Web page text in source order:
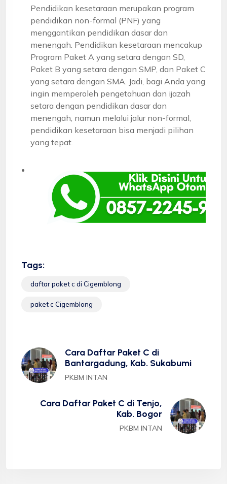
Pendidikan kesetaraan merupakan program
pendidikan non-formal (PNF) yang
menggantikan pendidikan dasar dan
menengah. Pendidikan kesetaraan mencakup
Program Paket A yang setara dengan SD,
Paket B yang setara dengan SMP, dan Paket C
yang setara dengan SMA. Jadi, bagi Anda yang
ingin memperoleh pengetahuan dan ijazah
setara dengan pendidikan dasar dan
menengah, namun melalui jalur non-formal,
pendidikan kesetaraan bisa menjadi pilihan
yang tepat.
Tags:
daftar paket c di Cigemblong
paket c Cigemblong
Cara Daftar Paket C di
Bantargadung, Kab. Sukabumi
PKBM INTAN
Cara Daftar Paket C di Tenjo,
Kab. Bogor
PKBM INTAN